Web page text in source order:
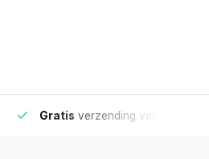
Gratis verzending vanaf €75